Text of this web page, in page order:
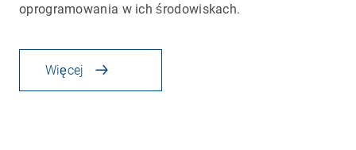
oprogramowania w ich środowiskach.
Więcej